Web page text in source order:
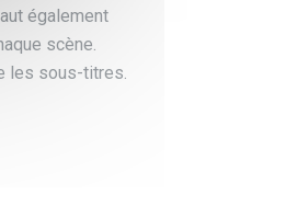
également
scène.
les sous-titres.